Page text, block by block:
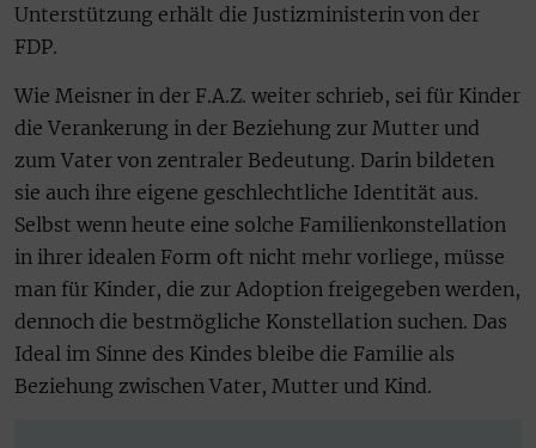
Unterstützung erhält die Justizministerin von der
FDP.
Wie Meisner in der F.A.Z. weiter schrieb, sei für Kinder
die Verankerung in der Beziehung zur Mutter und
zum Vater von zentraler Bedeutung. Darin bildeten
sie auch ihre eigene geschlechtliche Identität aus.
Selbst wenn heute eine solche Familienkonstellation
in ihrer idealen Form oft nicht mehr vorliege, müsse
man für Kinder, die zur Adoption freigegeben werden,
dennoch die bestmögliche Konstellation suchen. Das
Ideal im Sinne des Kindes bleibe die Familie als
Beziehung zwischen Vater, Mutter und Kind.